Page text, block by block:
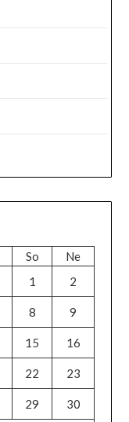
So
Ne
1
2
8 9
15 16
22 23
29 30